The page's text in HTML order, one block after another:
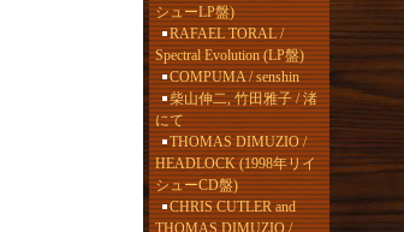
シューLP盤)
RAFAEL TORAL /
Spectral Evolution (LP盤)
COMPUMA / senshin
柴山伸二, 竹田雅子 / 渚
にて
THOMAS DIMUZIO /
HEADLOCK (1998年リイ
シューCD盤)
CHRIS CUTLER and
THOMAS DIMUZIO /